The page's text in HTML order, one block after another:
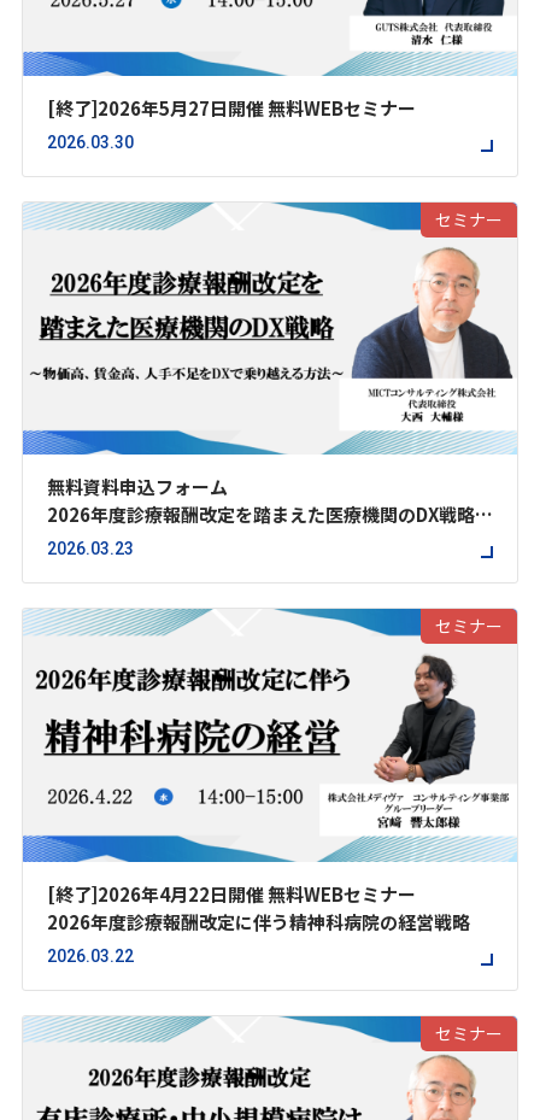
[終了]2026年5月27日開催 無料WEBセミナー
2026.03.30
セミナー
無料資料申込フォーム
2026年度診療報酬改定を踏まえた医療機関のDX戦略
～物価高、賃金高、人手不足をDXで乗り越える方法～
2026.03.23
セミナー
[終了]2026年4月22日開催 無料WEBセミナー
2026年度診療報酬改定に伴う精神科病院の経営戦略
2026.03.22
セミナー